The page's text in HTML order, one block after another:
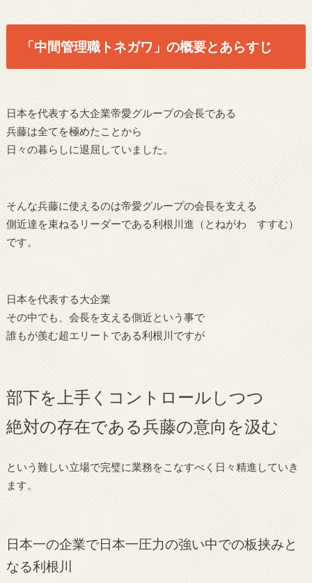
「中間管理職トネガワ」の概要とあらすじ
日本を代表する大企業帝愛グループの会長である
兵藤は全てを極めたことから
日々の暮らしに退屈していました。
そんな兵藤に使えるのは帝愛グループの会長を支える
側近達を束ねるリーダーである利根川進（とねがわ すすむ）
です。
日本を代表する大企業
その中でも、会長を支える側近という事で
誰もが羨む超エリートである利根川ですが
部下を上手くコントロールしつつ
絶対の存在である兵藤の意向を汲む
という難しい立場で完璧に業務をこなすべく日々精進していき
ます。
日本一の企業で日本一圧力の強い中での板挟みと
なる利根川